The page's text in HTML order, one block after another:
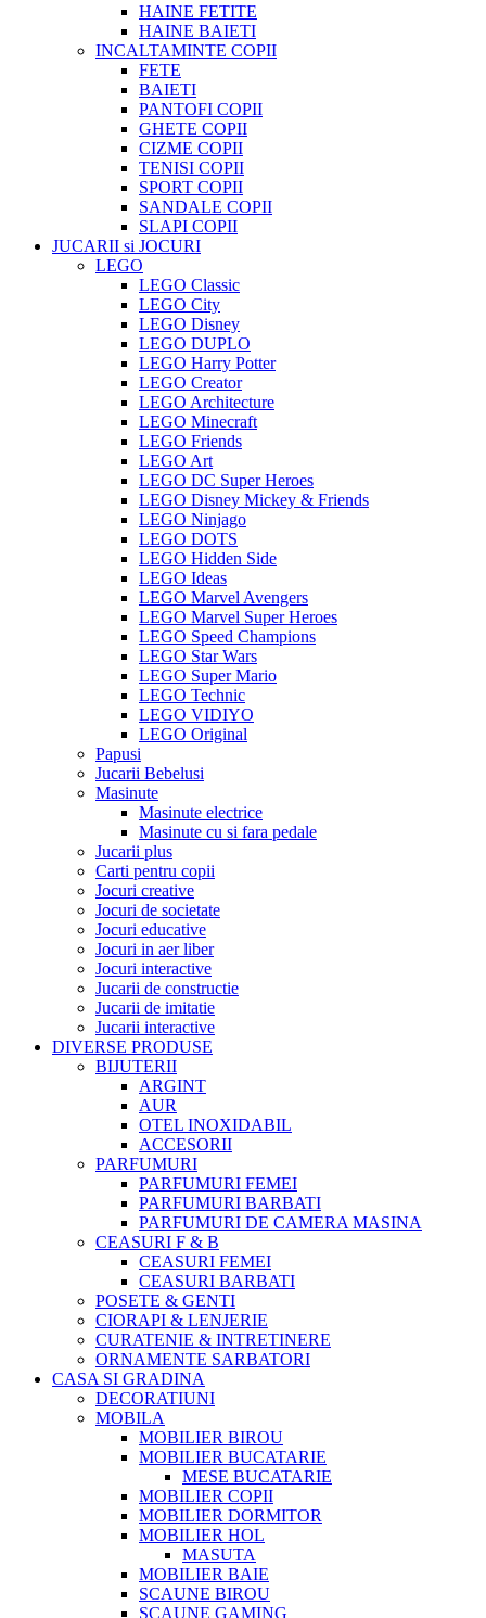
HAINE FETITE
HAINE BAIETI
INCALTAMINTE COPII
FETE
BAIETI
PANTOFI COPII
GHETE COPII
CIZME COPII
TENISI COPII
SPORT COPII
SANDALE COPII
SLAPI COPII
JUCARII si JOCURI
LEGO
LEGO Classic
LEGO City
LEGO Disney
LEGO DUPLO
LEGO Harry Potter
LEGO Creator
LEGO Architecture
LEGO Minecraft
LEGO Friends
LEGO Art
LEGO DC Super Heroes
LEGO Disney Mickey & Friends
LEGO Ninjago
LEGO DOTS
LEGO Hidden Side
LEGO Ideas
LEGO Marvel Avengers
LEGO Marvel Super Heroes
LEGO Speed Champions
LEGO Star Wars
LEGO Super Mario
LEGO Technic
LEGO VIDIYO
LEGO Original
Papusi
Jucarii Bebelusi
Masinute
Masinute electrice
Masinute cu si fara pedale
Jucarii plus
Carti pentru copii
Jocuri creative
Jocuri de societate
Jocuri educative
Jocuri in aer liber
Jocuri interactive
Jucarii de constructie
Jucarii de imitatie
Jucarii interactive
DIVERSE PRODUSE
BIJUTERII
ARGINT
AUR
OTEL INOXIDABIL
ACCESORII
PARFUMURI
PARFUMURI FEMEI
PARFUMURI BARBATI
PARFUMURI DE CAMERA MASINA
CEASURI F & B
CEASURI FEMEI
CEASURI BARBATI
POSETE & GENTI
CIORAPI & LENJERIE
CURATENIE & INTRETINERE
ORNAMENTE SARBATORI
CASA SI GRADINA
DECORATIUNI
MOBILA
MOBILIER BIROU
MOBILIER BUCATARIE
MESE BUCATARIE
MOBILIER COPII
MOBILIER DORMITOR
MOBILIER HOL
MASUTA
MOBILIER BAIE
SCAUNE BIROU
SCAUNE GAMING